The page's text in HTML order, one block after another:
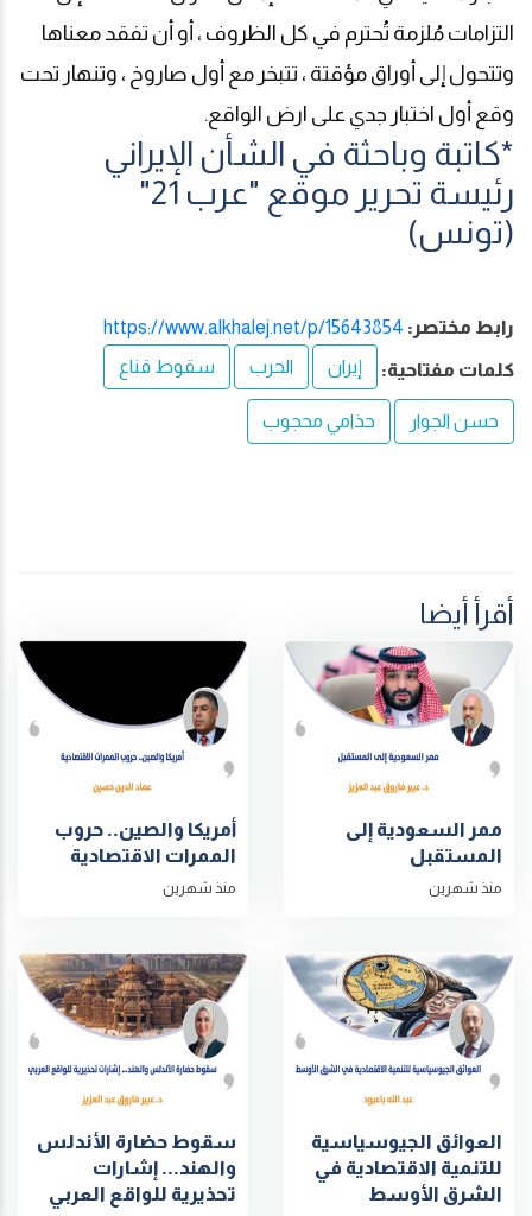
التزامات مُلزمة تُحترم في كل الظروف ، أو أن تفقد معناها
وتتحول إلى أوراق مؤقتة ، تتبخر مع أول صاروخ ، وتنهار تحت
وقع أول اختبار جدي على ارض الواقع.
*كاتبة وباحثة في الشأن الإيراني
رئيسة تحرير موقع "عرب 21"
(تونس)
رابط مختصر: https://www.alkhalej.net/p/15643854
كلمات مفتاحية: إيران الحرب سقوط قناع
حسن الجوار حذامي محجوب
أقرأ أيضا
ممر السعودية إلى
المستقبل
منذ شهرين
أمريكا والصين.. حروب
الممرات الاقتصادية
منذ شهرين
العوائق الجيوسياسية
للتنمية الاقتصادية في
الشرق الأوسط
سقوط حضارة الأندلس
والهند... إشارات
تحذيرية للواقع العربي